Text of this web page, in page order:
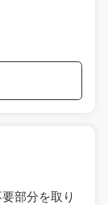
部分を取り